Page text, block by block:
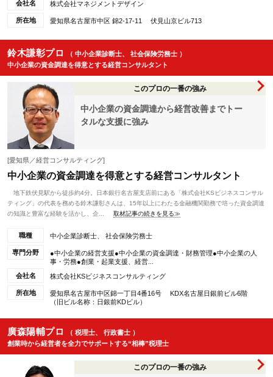
会社名 株式会社マネジメントデザイン
所在地 愛知県名古屋市中区 錦2-17-11 伏見山京ビル713
鈴木謙彰プロ
（ 中小企業診断士、 社会保険労務士 ）
中小企業の資金調達を得意とする経営コンサルタント
このプロの一番の強み
中小企業の資金調達から経営改善までトー
タルな支援に強み
[愛知県／経営コンサルティング]
中小企業の資金調達を得意とする経営コンサルタント
地下鉄伏見駅から徒歩約4分。日本銀行名古屋支店前にある「株式会社KSビジネスコンサル
ティング」の代表を務める鈴木謙彰さんは、15年以上にわたる金融機関勤務で培った資金調達
の知識と豊富な経験を活かし、企...
取材記事の続きを見る≫
職種 中小企業診断士、 社会保険労務士
専門分野
●中小企業の経営支援●中小企業の資金調達・財務管理●中小企業の人
事・労務●創業・起業支援、経営...
会社名
株式会社KSビジネスコンサルティング
所在地
愛知県名古屋市中区錦一丁目4番16号 KDX名古屋日銀前ビル6階
（旧ビル名称：日銀前KDビル）
廣森陽輔プロ
（ 税理士、 行政書士 ）
創業時から経営者を全力でサポートする“相棒”税理士
このプロの一番の強み